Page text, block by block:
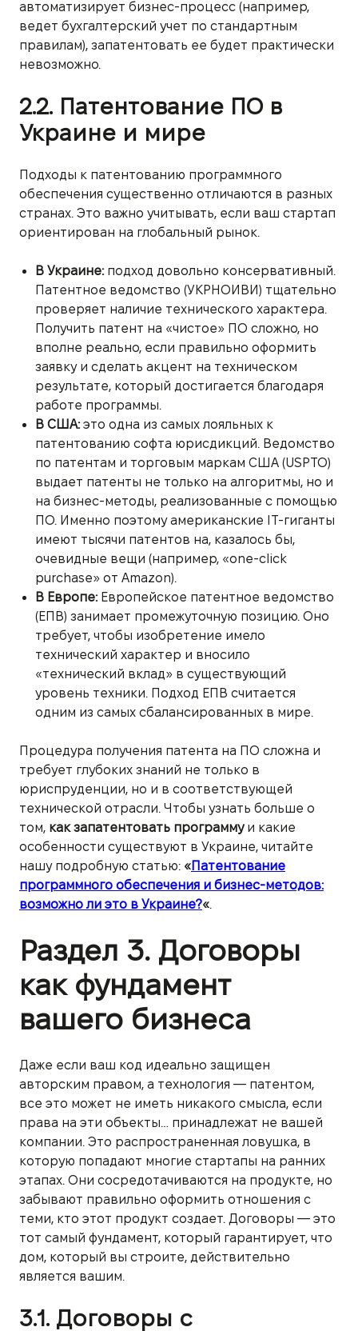
автоматизирует бизнес-процесс (например,
ведет бухгалтерский учет по стандартным
правилам), запатентовать ее будет практически
невозможно.
2.2. Патентование ПО в
Украине и мире
Подходы к патентованию программного
обеспечения существенно отличаются в разных
странах. Это важно учитывать, если ваш стартап
ориентирован на глобальный рынок.
В Украине:подход довольно консервативный.
Патентное ведомство (УКРНОИВИ) тщательно
проверяет наличие технического характера.
Получить патент на «чистое» ПО сложно, но
вполне реально, если правильно оформить
заявку и сделать акцент на техническом
результате, который достигается благодаря
работе программы.
В США:это одна из самых лояльных к
патентованию софта юрисдикций. Ведомство
по патентам и торговым маркам США (USPTO)
выдает патенты не только на алгоритмы, но и
на бизнес-методы, реализованные с помощью
ПО. Именно поэтому американские IT-гиганты
имеют тысячи патентов на, казалось бы,
очевидные вещи (например, «one-click
purchase» от Amazon).
В Европе:Европейское патентное ведомство
(ЕПВ) занимает промежуточную позицию. Оно
требует, чтобы изобретение имело
технический характер и вносило
«технический вклад» в существующий
уровень техники. Подход ЕПВ считается
одним из самых сбалансированных в мире.
Процедура получения патента на ПО сложна и
требует глубоких знаний не только в
юриспруденции, но и в соответствующей
технической отрасли. Чтобы узнать больше о
том, как запатентовать программуи какие
особенности существуют в Украине, читайте
нашу подробную статью: «Патентование
программного обеспечения и бизнес-методов:
возможно ли это в Украине?«.
Раздел 3. Договоры
как фундамент
вашего бизнеса
Даже если ваш код идеально защищен
авторским правом, а технология — патентом,
все это может не иметь никакого смысла, если
права на эти объекты… принадлежат не вашей
компании. Это распространенная ловушка, в
которую попадают многие стартапы на ранних
этапах. Они сосредотачиваются на продукте, но
забывают правильно оформить отношения с
теми, кто этот продукт создает. Договоры — это
тот самый фундамент, который гарантирует, что
дом, который вы строите, действительно
является вашим.
3.1. Договоры с